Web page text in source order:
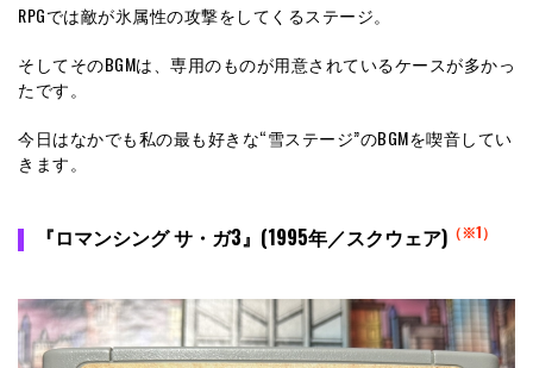
RPGでは敵が氷属性の攻撃をしてくるステージ。
そしてそのBGMは、専用のものが用意されているケースが多かっ
たです。
今日はなかでも私の最も好きな“雪ステージ”のBGMを喫音してい
きます。
『ロマンシング サ・ガ3』(1995年／スクウェア) （※1）